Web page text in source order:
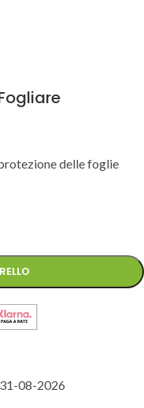
delle foglie
08-2026